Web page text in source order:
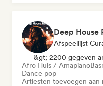
Deep House
Afspeellijst
&gt; 2200 gegeven
Afro Huis / Amapiano
Dance pop
Artiesten toevoegen aan